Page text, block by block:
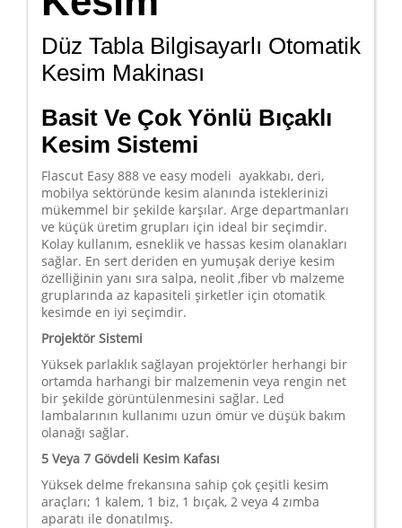
Düz Tabla Bilgisayarlı Otomatik
Kesim Makinası
Basit Ve Çok Yönlü Bıçaklı
Kesim Sistemi
Flascut Easy 888 ve easy modeli ayakkabı, deri,
mobilya sektöründe kesim alanında isteklerinizi
mükemmel bir şekilde karşılar. Arge departmanları
ve küçük üretim grupları için ideal bir seçimdir.
Kolay kullanım, esneklik ve hassas kesim olanakları
sağlar. En sert deriden en yumuşak deriye kesim
özelliğinin yanı sıra salpa, neolit ,fiber vb malzeme
gruplarında az kapasiteli şirketler için otomatik
kesimde en iyi seçimdir.
Projektör Sistemi
Yüksek parlaklık sağlayan projektörler herhangi bir
ortamda harhangi bir malzemenin veya rengin net
bir şekilde görüntülenmesini sağlar. Led
lambalarının kullanımı uzun ömür ve düşük bakım
olanağı sağlar.
5 Veya 7 Gövdeli Kesim Kafası
Yüksek delme frekansına sahip çok çeşitli kesim
araçları; 1 kalem, 1 biz, 1 bıçak, 2 veya 4 zımba
aparatı ile donatılmış.